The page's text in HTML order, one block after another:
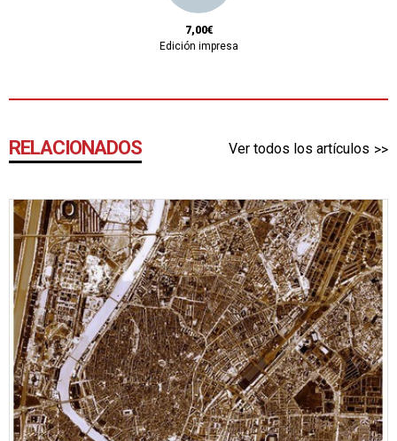
7,00€
Edición impresa
RELACIONADOS Ver todos los artículos